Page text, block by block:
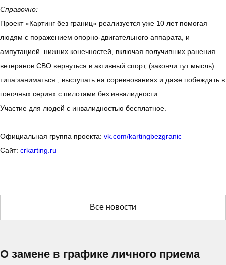
Справочно:
Проект «Картинг без границ» реализуется уже 10 лет помогая
людям с поражением опорно-двигательного аппарата, и
ампутацией нижних конечностей, включая получивших ранения
ветеранов СВО вернуться в активный спорт, (закончи тут мысль)
типа заниматься , выступать на соревнованиях и даже побеждать в
гоночных сериях с пилотами без инвалидности
Участие для людей с инвалидностью бесплатное.
Официальная группа проекта: vk.com/kartingbezgranic
Сайт: crkarting.ru
Все новости
О замене в графике личного приема